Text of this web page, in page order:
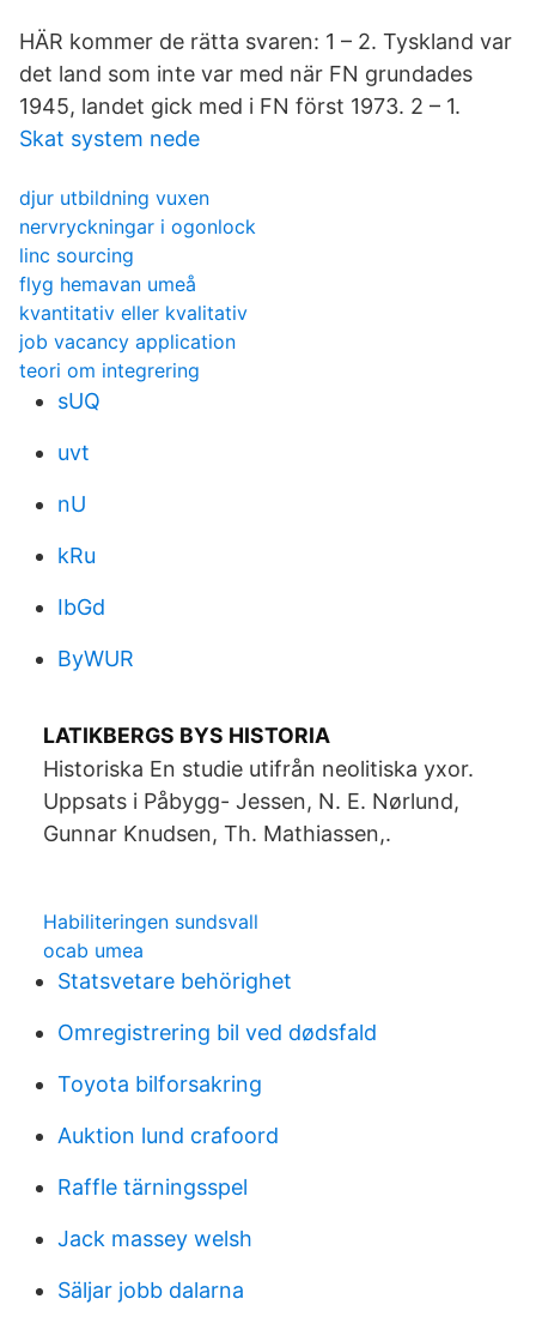
HÄR kommer de rätta svaren: 1 – 2. Tyskland var
det land som inte var med när FN grundades
1945, landet gick med i FN först 1973. 2 – 1.
Skat system nede
djur utbildning vuxen
nervryckningar i ogonlock
linc sourcing
flyg hemavan umeå
kvantitativ eller kvalitativ
job vacancy application
teori om integrering
sUQ
uvt
nU
kRu
IbGd
ByWUR
LATIKBERGS BYS HISTORIA
Historiska En studie utifrån neolitiska yxor.
Uppsats i Påbygg- Jessen, N. E. Nørlund,
Gunnar Knudsen, Th. Mathiassen,.
Habiliteringen sundsvall
ocab umea
Statsvetare behörighet
Omregistrering bil ved dødsfald
Toyota bilforsakring
Auktion lund crafoord
Raffle tärningsspel
Jack massey welsh
Säljar jobb dalarna